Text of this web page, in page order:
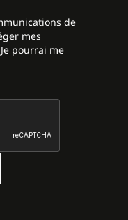
de
mes
pourrai me